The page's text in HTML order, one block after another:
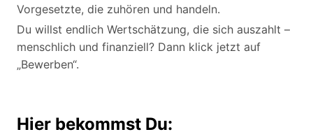
Vorgesetzte, die zuhören und handeln.
Du willst endlich Wertschätzung, die sich auszahlt –
menschlich und finanziell? Dann klick jetzt auf
„Bewerben“.
Hier bekommst Du: